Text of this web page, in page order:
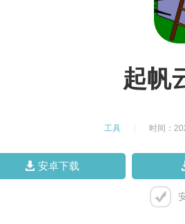
起帆
工具 时间：
安卓下载